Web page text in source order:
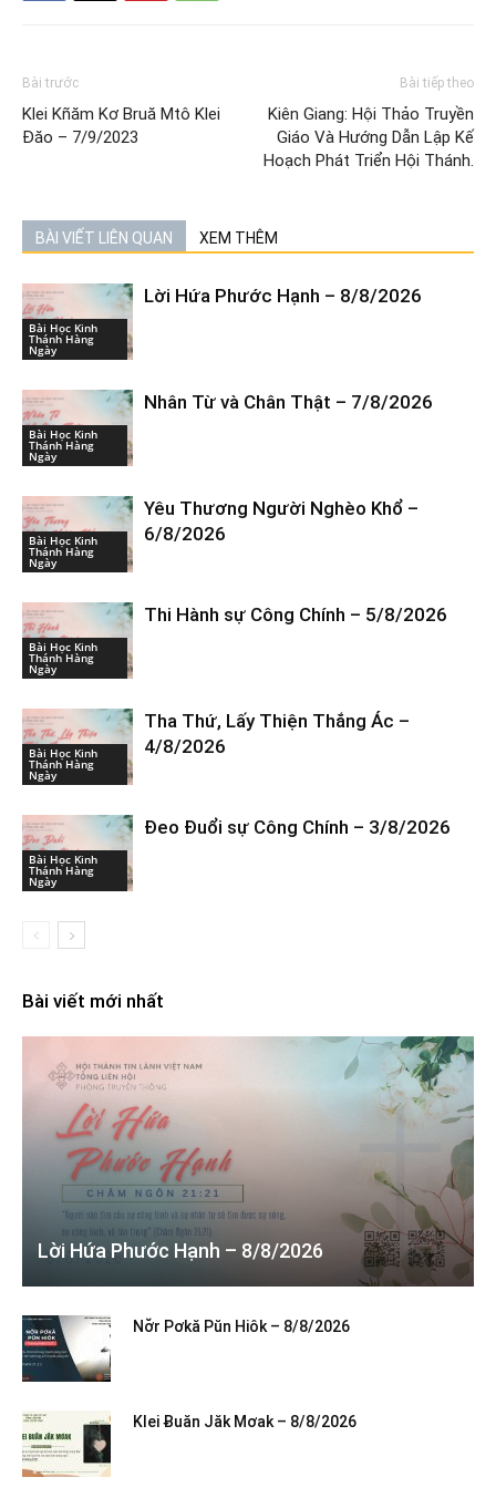
Bài trước
Klei Kñăm Kơ Bruă Mtô Klei
Đăo – 7/9/2023
Bài tiếp theo
Kiên Giang: Hội Thảo Truyền
Giáo Và Hướng Dẫn Lập Kế
Hoạch Phát Triển Hội Thánh.
BÀI VIẾT LIÊN QUAN XEM THÊM
Bài Học Kinh
Thánh Hàng
Ngày
Lời Hứa Phước Hạnh – 8/8/2026
Bài Học Kinh
Thánh Hàng
Ngày
Nhân Từ và Chân Thật – 7/8/2026
Bài Học Kinh
Thánh Hàng
Ngày
Yêu Thương Người Nghèo Khổ –
6/8/2026
Bài Học Kinh
Thánh Hàng
Ngày
Thi Hành sự Công Chính – 5/8/2026
Bài Học Kinh
Thánh Hàng
Ngày
Tha Thứ, Lấy Thiện Thắng Ác –
4/8/2026
Bài Học Kinh
Thánh Hàng
Ngày
Đeo Đuổi sự Công Chính – 3/8/2026
Bài viết mới nhất
Lời Hứa Phước Hạnh – 8/8/2026
Nơ̆r Pơkă Pŭn Hiôk – 8/8/2026
Klei Ƀuăn Jăk Mơak – 8/8/2026